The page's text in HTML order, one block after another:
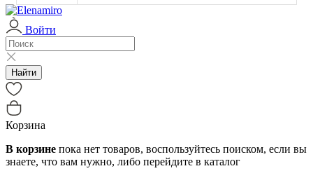
Войти
Найти
Корзина
В корзине пока нет товаров, воспользуйтесь поиском, если вы
знаете, что вам нужно, либо перейдите в каталог